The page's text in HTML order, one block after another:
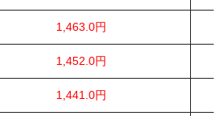
1,463.0円
1,452.0円
1,441.0円